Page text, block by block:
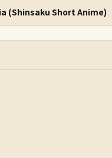
(Shinsaku Short Anime)